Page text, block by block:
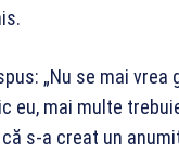
„Nu se mai vrea
eu, mai multe
s-a creat un